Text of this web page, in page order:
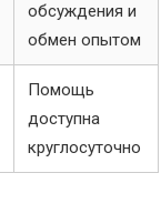
обсуждения и
обмен опытом
Помощь
доступна
круглосуточно